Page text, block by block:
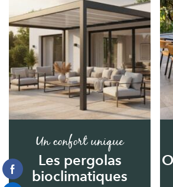
Un confort unique
Les pergolas
bioclimatiques